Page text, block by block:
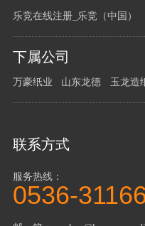
乐竞在线注册_乐竞（中国）
下属公司
万豪纸业 山东龙德 玉龙造
联系方式
服务热线：
0536-